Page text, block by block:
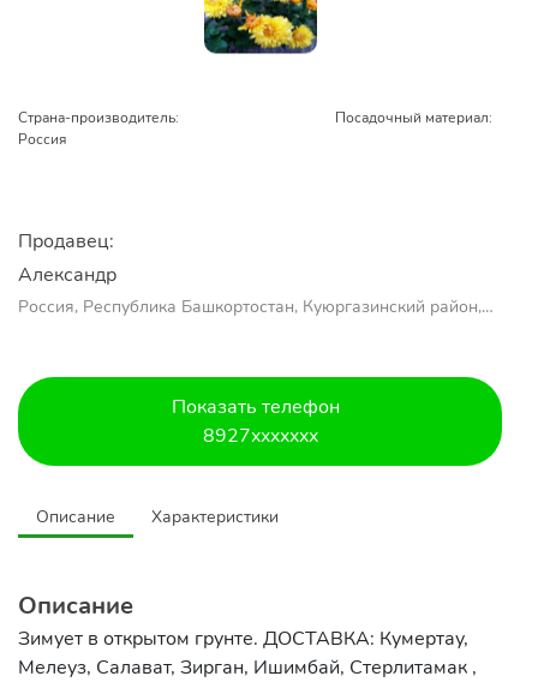
Страна-производитель:
Россия
Посадочный материал:
Продавец:
Александр
Россия, Республика Башкортостан, Куюргазинский район,
Показать телефон
8927xxxxxxx
Описание Характеристики
Описание
Зимует в открытом грунте. ДОСТАВКА: Кумертау,
Мелеуз, Салават, Зирган, Ишимбай, Стерлитамак ,